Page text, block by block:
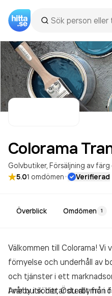
Colorama
Golvbutiker Försäljning av
5.01 omdömen· Verifierad
Överblick Omdömen 1
Välkommen till Colorama! Vi
förnyelse och underhåll av
och tjänster i ett
Aneby i söder, Österbymo i
I vår butik hittar du allt från